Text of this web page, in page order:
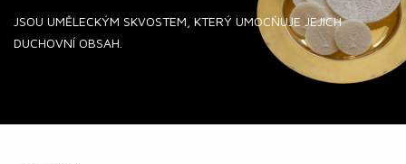
JSOU UMĚLECKÝM SKVOSTEM, KTERÝ UMOCŇUJE JEJICH
DUCHOVNÍ OBSAH.